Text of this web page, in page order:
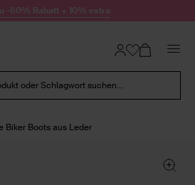
-60% Rabatt + 10% extra
oder Schlagwort suchen...
Biker Boots aus Leder